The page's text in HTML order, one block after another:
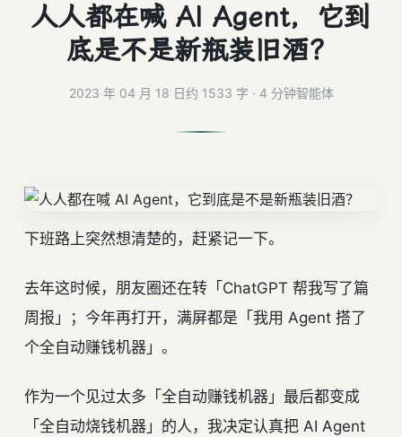
人人都在喊 AI Agent，它到
底是不是新瓶装旧酒？
2023 年 04 月 18 日约 1533 字 · 4 分钟智能体
下班路上突然想清楚的，赶紧记一下。
去年这时候，朋友圈还在转「ChatGPT 帮我写了篇
周报」；今年再打开，满屏都是「我用 Agent 搭了
个全自动赚钱机器」。
作为一个见过太多「全自动赚钱机器」最后都变成
「全自动烧钱机器」的人，我决定认真把 AI Agent